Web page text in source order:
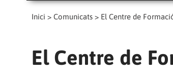
Inici > Comunicats > El Centre de
El Centre de